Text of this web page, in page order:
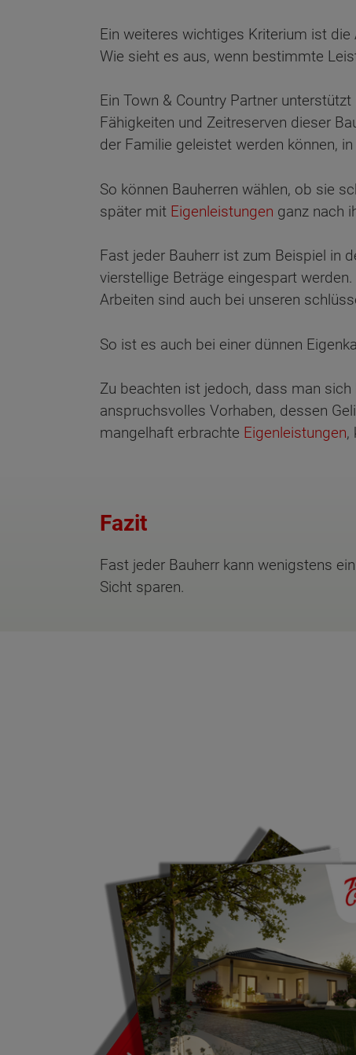
Ein weiteres wichtiges Kriterium ist
Wie sieht es aus, wenn bestimmte
Ein Town & Country Partner
Fähigkeiten und Zeitreserven dieser
der Familie geleistet werden können,
So können Bauherren wählen, ob sie
später mit Eigenleistungen ganz nach
Fast jeder Bauherr ist zum Beispiel in
vierstellige Beträge eingespart
Arbeiten sind auch bei unseren
So ist es auch bei einer dünnen
Zu beachten ist jedoch, dass man
anspruchsvolles Vorhaben, dessen
mangelhaft erbrachte Eigenleistungen,
Fazit
Fast jeder Bauherr kann wenigstens
Sicht sparen.